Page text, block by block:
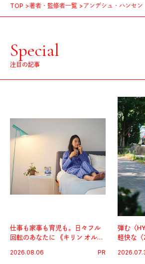
TOP 著者・監修者一覧 アンデシュ・ハンセン
Special
注目の記事
仕事も家事も育児も。日々フル
回転のあなたに 《キリン オルニ
2026.08.06 PR
弾む〈
軽快な〈
出した新